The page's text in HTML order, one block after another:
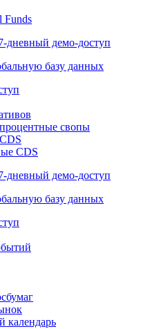
Funds
дневный демо-доступ
базу данных
свопы
CDS
дневный демо-доступ
базу данных
календарь